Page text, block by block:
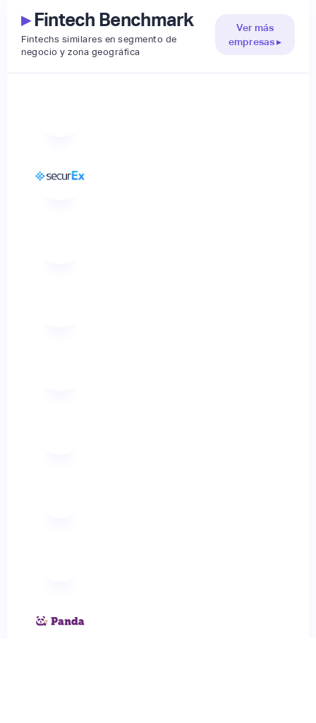
▸Fintech Benchmark
Fintechs similares en segmento de
negocio y zona geográfica
Ver más
empresas ▸